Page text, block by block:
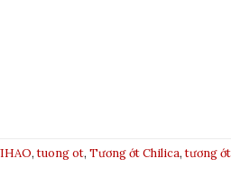
,tuong ot,Tương ớt Chilica,tương